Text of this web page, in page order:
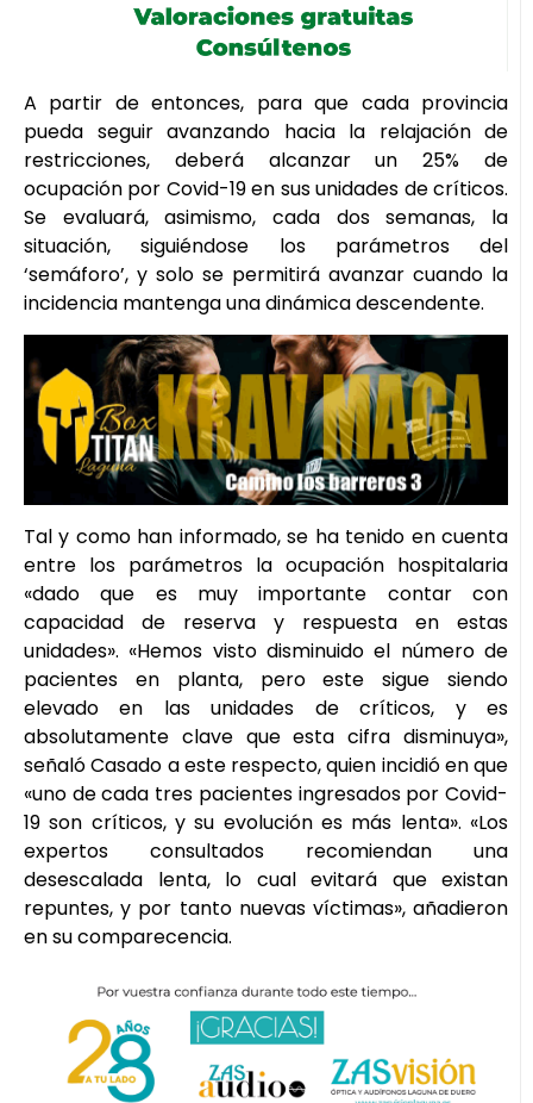
A partir de entonces, para que cada provincia
pueda seguir avanzando hacia la relajación de
restricciones, deberá alcanzar un 25% de
ocupación por Covid-19 en sus unidades de críticos.
Se evaluará, asimismo, cada dos semanas, la
situación, siguiéndose los parámetros del
‘semáforo’, y solo se permitirá avanzar cuando la
incidencia mantenga una dinámica descendente.
Tal y como han informado, se ha tenido en cuenta
entre los parámetros la ocupación hospitalaria
«dado que es muy importante contar con
capacidad de reserva y respuesta en estas
unidades». «Hemos visto disminuido el número de
pacientes en planta, pero este sigue siendo
elevado en las unidades de críticos, y es
absolutamente clave que esta cifra disminuya»,
señaló Casado a este respecto, quien incidió en que
«uno de cada tres pacientes ingresados por Covid-
19 son críticos, y su evolución es más lenta». «Los
expertos consultados recomiendan una
desescalada lenta, lo cual evitará que existan
repuntes, y por tanto nuevas víctimas», añadieron
en su comparecencia.